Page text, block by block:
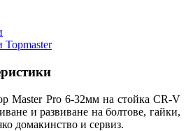
Topmaster
Master Pro 6-32мм на стойка CR-V
и развиване на болтове, гайки,
домакинство и сервиз.